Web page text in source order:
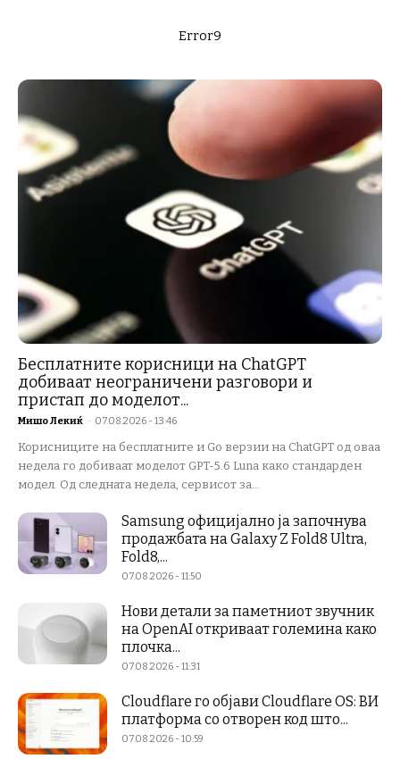
Error9
Бесплатните корисници на ChatGPT
добиваат неограничени разговори и
пристап до моделот...
Мишо Лекиќ - 07.08.2026 - 13:46
Корисниците на бесплатните и Go верзии на ChatGPT од оваа
недела го добиваат моделот GPT-5.6 Luna како стандарден
модел. Од следната недела, сервисот за...
Samsung официјално ја започнува
продажбата на Galaxy Z Fold8 Ultra,
Fold8,...
07.08.2026 - 11:50
Нови детали за паметниот звучник
на OpenAI откриваат големина како
плочка...
07.08.2026 - 11:31
Cloudflare го објави Cloudflare OS: ВИ
платформа со отворен код што...
07.08.2026 - 10:59